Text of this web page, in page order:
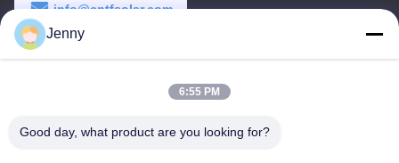
info@cntfsolar.com
Temps de travail
Jenny
6:55 PM
Good day, what product are you looking for?